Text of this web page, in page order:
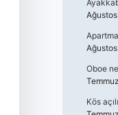
Oboe
Kös